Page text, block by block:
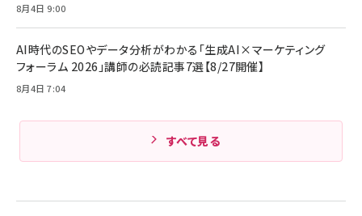
8月4日 9:00
AI時代のSEOやデータ分析がわかる「生成AI×マーケティング
フォーラム 2026」講師の必読記事7選【8/27開催】
8月4日 7:04
すべて見る